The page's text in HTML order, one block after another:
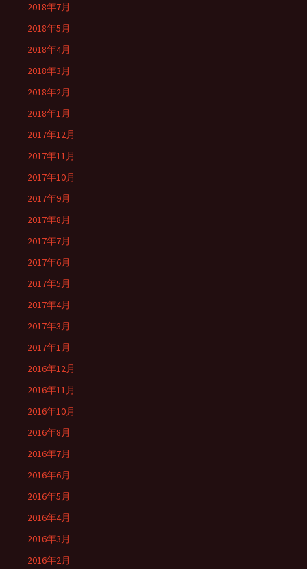
2018年7月
2018年5月
2018年4月
2018年3月
2018年2月
2018年1月
2017年12月
2017年11月
2017年10月
2017年9月
2017年8月
2017年7月
2017年6月
2017年5月
2017年4月
2017年3月
2017年1月
2016年12月
2016年11月
2016年10月
2016年8月
2016年7月
2016年6月
2016年5月
2016年4月
2016年3月
2016年2月